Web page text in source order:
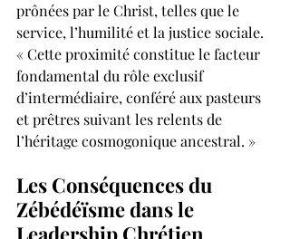
prônées par le Christ, telles que le
service, l’humilité et la justice sociale.
« Cette proximité constitue le facteur
fondamental du rôle exclusif
d’intermédiaire, conféré aux pasteurs
et prêtres suivant les relents de
l’héritage cosmogonique ancestral. »
Les Conséquences du
Zébédéïsme dans le